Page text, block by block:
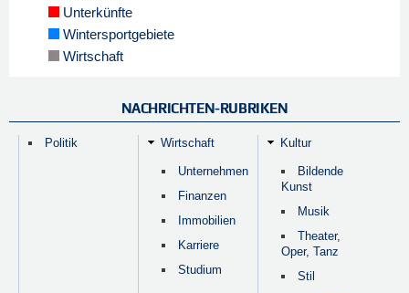
Unterkünfte
Wintersportgebiete
Wirtschaft
NACHRICHTEN-RUBRIKEN
Politik Wirtschaft
Unternehmen
Finanzen
Immobilien
Karriere
Studium
Kultur
Bildende
Kunst
Musik
Theater,
Oper, Tanz
Stil